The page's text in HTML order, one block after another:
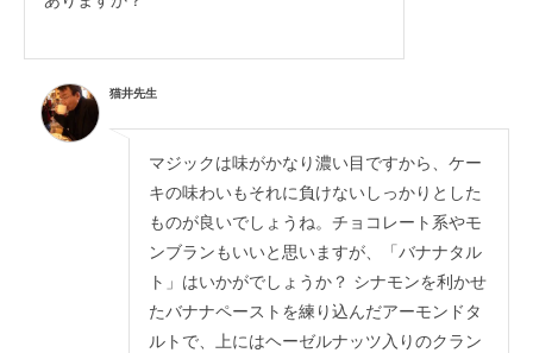
猫井先生
マジックは味がかなり濃い目ですから、ケー
キの味わいもそれに負けないしっかりとした
ものが良いでしょうね。チョコレート系やモ
ンブランもいいと思いますが、「バナナタル
ト」はいかがでしょうか？ シナモンを利かせ
たバナナペーストを練り込んだアーモンドタ
ルトで、上にはヘーゼルナッツ入りのクラン